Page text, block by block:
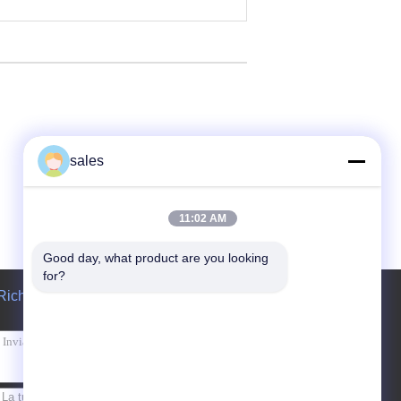
un preventivo
sales
11:02 AM
Good day, what product are you looking
for?